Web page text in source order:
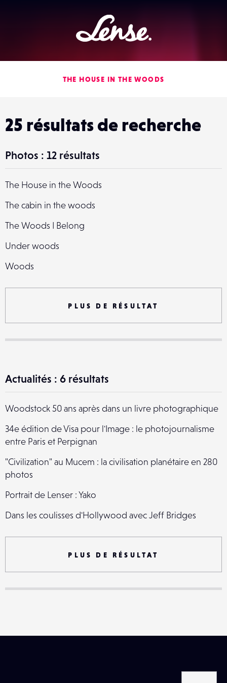
Lense
THE HOUSE IN THE WOODS
25 résultats de recherche
Photos : 12 résultats
The House in the Woods
The cabin in the woods
The Woods I Belong
Under woods
Woods
Woods
lost in the woods.
Minds in the woods
PLUS DE RÉSULTAT
Actualités : 6 résultats
Woodstock 50 ans après dans un livre photographique
34e édition de Visa pour l'Image : le photojournalisme
entre Paris et Perpignan
"Civilization" au Mucem : la civilisation planétaire en 280
photos
Portrait de Lenser : Yako
Dans les coulisses d'Hollywood avec Jeff Bridges
Vingt ans de rues de Liverpool en photo par Tom
PLUS DE RÉSULTAT